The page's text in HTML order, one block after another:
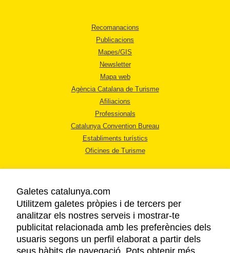
Recomanacions
Publicacions
Mapes/GIS
Newsletter
Mapa web
Agència Catalana de Turisme
Afiliacions
Professionals
Catalunya Convention Bureau
Establiments turístics
Oficines de Turisme
AVÍS LEGAL
POLÍTICA DE PRIVACITAT
COOKIES
Galetes catalunya.com
Utilitzem galetes pròpies i de tercers per
analitzar els nostres serveis i mostrar-te
publicitat relacionada amb les preferències dels
usuaris segons un perfil elaborat a partir dels
seus hàbits de navegació. Pots obtenir més